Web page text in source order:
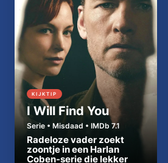
KIJKTIP
I Will Find You
Serie • Misdaad • IMDb 7.1
Radeloze vader zoekt
zoontje in een Harlan
Coben-serie die lekker